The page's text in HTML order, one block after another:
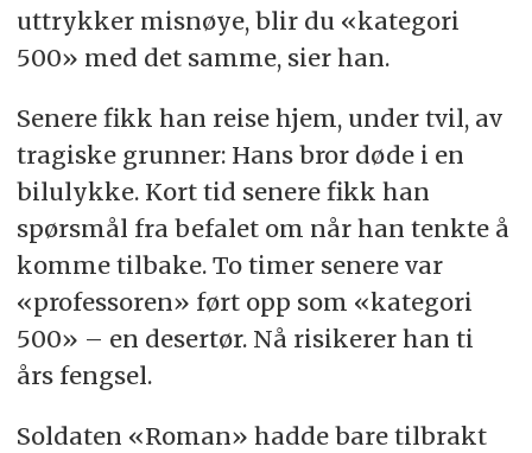
uttrykker misnøye, blir du «kategori
500» med det samme, sier han.
Senere fikk han reise hjem, under tvil, av
tragiske grunner: Hans bror døde i en
bilulykke. Kort tid senere fikk han
spørsmål fra befalet om når han tenkte å
komme tilbake. To timer senere var
«professoren» ført opp som «kategori
500» – en desertør. Nå risikerer han ti
års fengsel.
Soldaten «Roman» hadde bare tilbrakt